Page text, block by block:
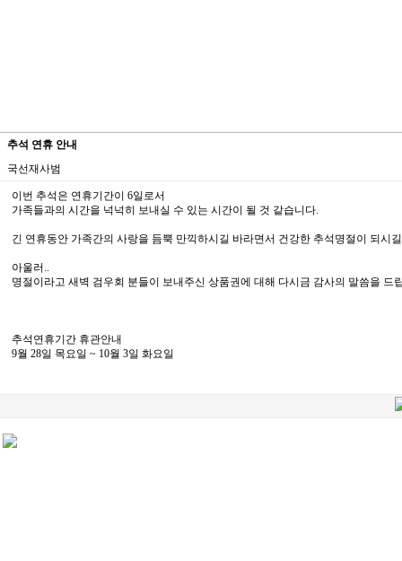
추석 연휴 안내
국선재사범
이번 추석은 연휴기간이 6일로서
가족들과의 시간을 넉넉히 보내실 수 있는 시간이 될 것 같습니다.
긴 연휴동안 가족간의 사랑을 듬뿍 만끽하시길 바라면서 건강한 추석명절이 되시
아울러..
명절이라고 새벽 검우회 분들이 보내주신 상품권에 대해 다시금 감사의 말씀을 드
추석연휴기간 휴관안내
9월 28일 목요일 ~ 10월 3일 화요일